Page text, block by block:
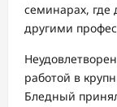
семинарах,
другими
работой в
Бледный